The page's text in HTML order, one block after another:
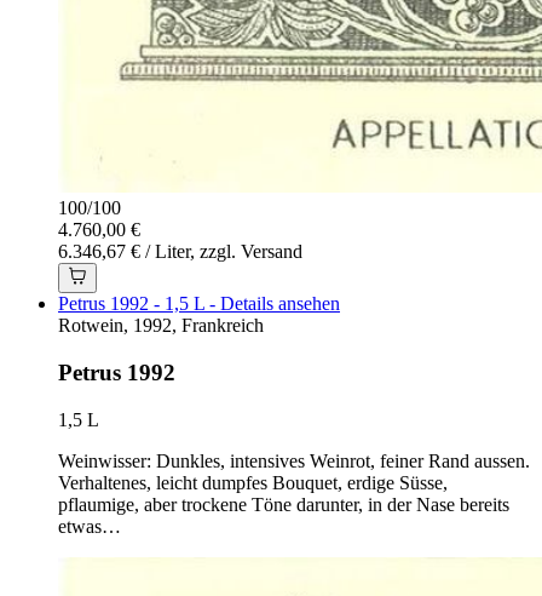
100/100
4.760,00 €
6.346,67 € / Liter, zzgl. Versand
Petrus 1992 - 1,5 L - Details ansehen
Rotwein, 1992, Frankreich
Petrus 1992
1,5 L
Weinwisser: Dunkles, intensives Weinrot, feiner Rand aussen.
Verhaltenes, leicht dumpfes Bouquet, erdige Süsse,
pflaumige, aber trockene Töne darunter, in der Nase bereits
etwas…